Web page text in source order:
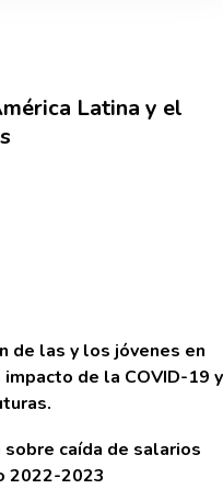
Latina y el
de las y los jóvenes en
de la COVID-19 y
caí­da de salarios
2022-2023